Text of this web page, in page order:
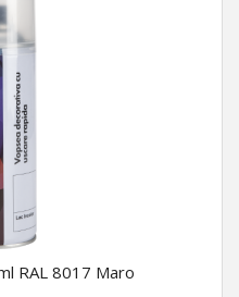
RAL 8017 Maro